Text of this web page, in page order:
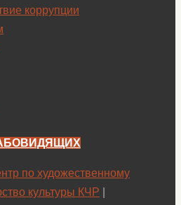
коррупции
по художественному
культуры КЧР